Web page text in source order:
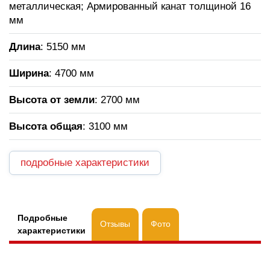
металлическая; Армированный канат толщиной 16
мм
Длина: 5150 мм
Ширина: 4700 мм
Высота от земли: 2700 мм
Высота общая: 3100 мм
подробные характеристики
Подробные
характеристики
Отзывы Фото